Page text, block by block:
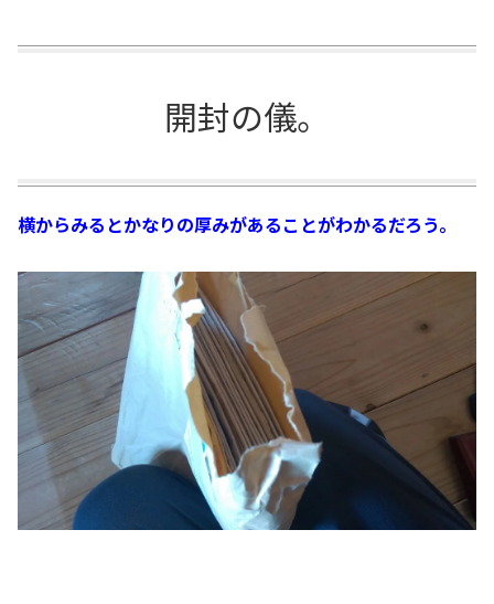
開封の儀。
横からみるとかなりの厚みがあることがわかるだろう。